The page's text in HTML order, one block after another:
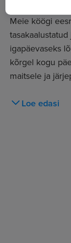
Meie köögi
igapäevaseks
kõrgel kogu
maitsele ja
Soovime
Loe edasi